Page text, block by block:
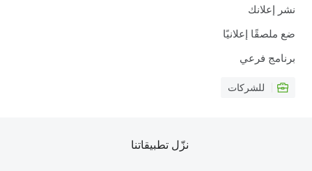
نشر إعلانك
ضع ملصقًا إعلانيًا
برنامج فرعي
للشركات
نزّل تطبيقاتنا